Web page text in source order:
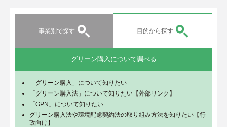
事業別で探す 目的から探す
グリーン購入について調べる
「グリーン購入」について知りたい
「グリーン購入法」について知りたい【外部リンク】
「GPN」について知りたい
グリーン購入法や環境配慮契約法の取り組み方法を知りたい【行
政向け】